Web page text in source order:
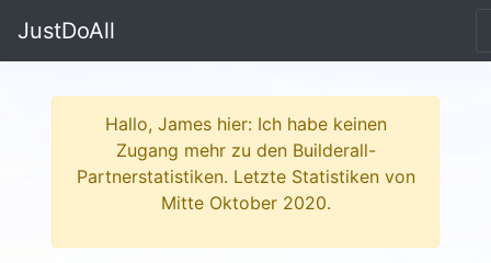
JustDoAll
Hallo, James hier: Ich habe keinen
Zugang mehr zu den Builderall-
Partnerstatistiken. Letzte Statistiken von
Mitte Oktober 2020.